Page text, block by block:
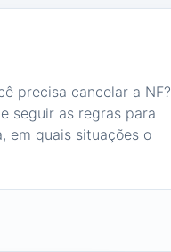
precisa cancelar a NF?
seguir as regras para
em quais situações o